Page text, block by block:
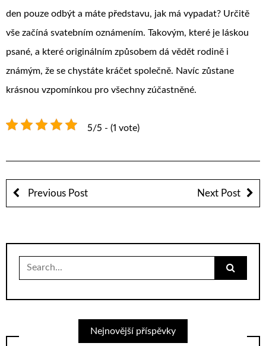
den pouze odbýt a máte představu, jak má vypadat? Určitě
vše začíná svatebním oznámením. Takovým, které je láskou
psané, a které originálním způsobem dá vědět rodině i
známým, že se chystáte kráčet společně. Navíc zůstane
krásnou vzpomínkou pro všechny zúčastněné.
5/5 - (1 vote)
Previous Post Next Post
Search
Nejnovější příspěvky